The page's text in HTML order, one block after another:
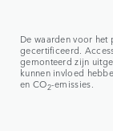
De waarden voor
gecertificeerd.
gemonteerd zijn
kunnen invloed
en CO2-emissies.